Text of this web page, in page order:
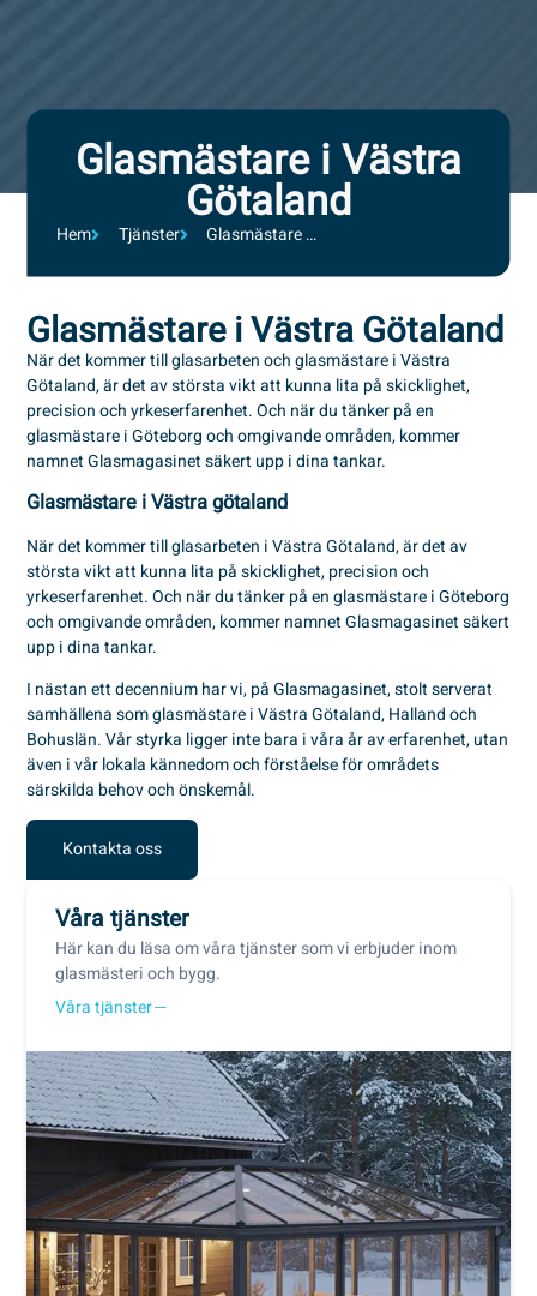
Glasmästare i Västra
Götaland
Hem Tjänster Glasmästare i Västra Götaland
Glasmästare i Västra Götaland
När det kommer till glasarbeten och glasmästare i Västra
Götaland, är det av största vikt att kunna lita på skicklighet,
precision och yrkeserfarenhet. Och när du tänker på en
glasmästare i Göteborg och omgivande områden, kommer
namnet Glasmagasinet säkert upp i dina tankar.
Glasmästare i Västra götaland
När det kommer till glasarbeten i Västra Götaland, är det av
största vikt att kunna lita på skicklighet, precision och
yrkeserfarenhet. Och när du tänker på en glasmästare i Göteborg
och omgivande områden, kommer namnet Glasmagasinet säkert
upp i dina tankar.
I nästan ett decennium har vi, på Glasmagasinet, stolt serverat
samhällena som glasmästare i Västra Götaland, Halland och
Bohuslän. Vår styrka ligger inte bara i våra år av erfarenhet, utan
även i vår lokala kännedom och förståelse för områdets
särskilda behov och önskemål.
Kontakta oss
Våra tjänster
Här kan du läsa om våra tjänster som vi erbjuder inom
glasmästeri och bygg.
Våra tjänster